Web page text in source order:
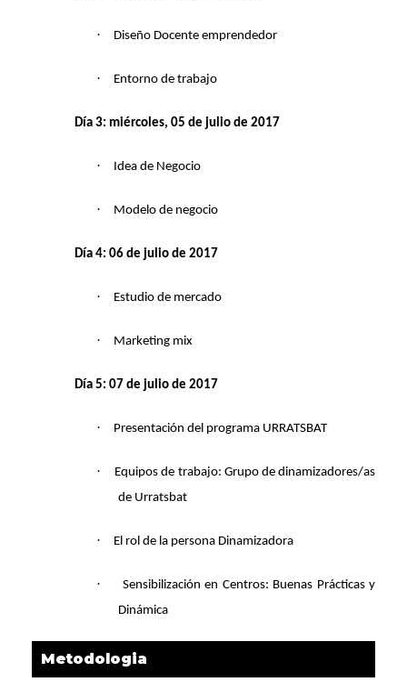
· Diseño Docente emprendedor
· Entorno de trabajo
Día 3: miércoles, 05 de julio de 2017
· Idea de Negocio
· Modelo de negocio
Día 4: 06 de julio de 2017
· Estudio de mercado
· Marketing mix
Día 5: 07 de julio de 2017
· Presentación del programa URRATSBAT
·
Equipos de trabajo: Grupo de dinamizadores/as
de Urratsbat
· El rol de la persona Dinamizadora
·
Sensibilización en Centros: Buenas Prácticas y
Dinámica
Metodologia